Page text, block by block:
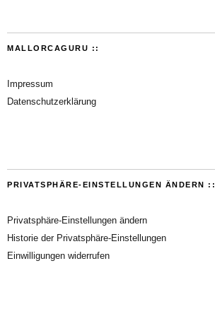
MALLORCAGURU ::
Impressum
Datenschutzerklärung
PRIVATSPHÄRE-EINSTELLUNGEN ÄNDERN ::
Privatsphäre-Einstellungen ändern
Historie der Privatsphäre-Einstellungen
Einwilligungen widerrufen